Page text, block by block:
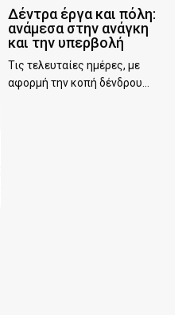
Δέντρα έργα και πόλη:
ανάμεσα στην ανάγκη
και την υπερβολή
Τις τελευταίες ημέρες, με
αφορμή την κοπή δένδρου...